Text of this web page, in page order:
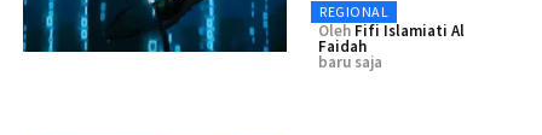
REGIONAL
Oleh Fifi Islamiati Al
Faidah
baru saja